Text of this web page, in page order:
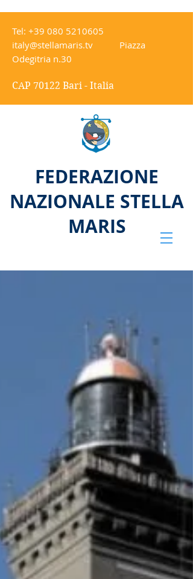
Tel: +39 080 5210605
italy@stellamaris.tv Piazza
Odegitria n.30
CAP 70122 Bari - Italia
FEDERAZIONE
NAZIONALE STELLA
MARIS